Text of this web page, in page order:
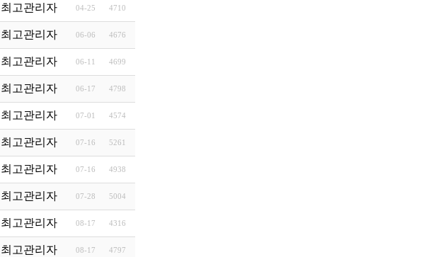
최고관리자 04-25 4710
최고관리자 06-06 4676
최고관리자 06-11 4699
최고관리자 06-17 4798
최고관리자 07-01 4574
최고관리자 07-16 5261
최고관리자 07-16 4938
최고관리자 07-28 5004
최고관리자 08-17 4316
최고관리자 08-17 4797